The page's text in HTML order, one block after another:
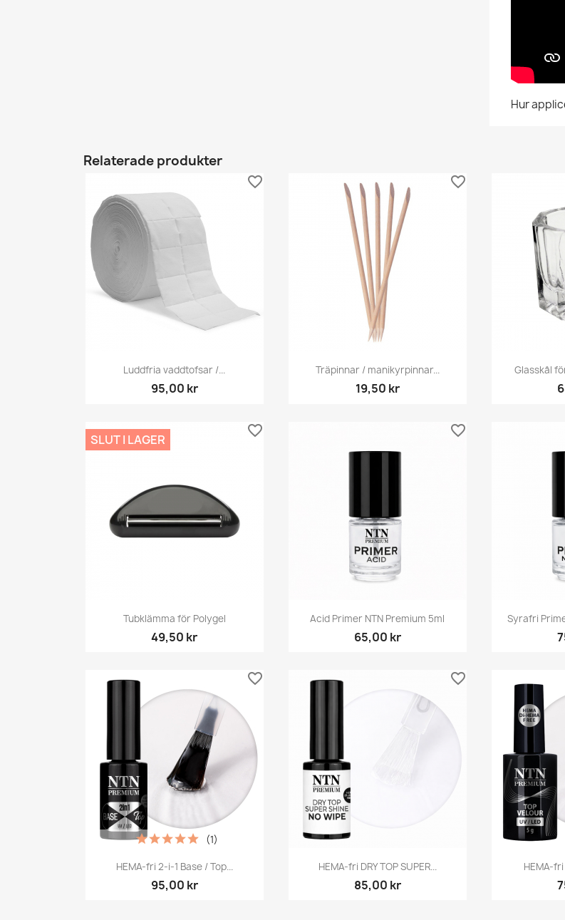
Hur
Relaterade produkter
Snabbvy
Luddfria vaddtofsar /...
95,00 kr
favorite_border
 Snabbvy
Träpinnar / manikyrpinnar...
19,50 kr
favorite_border

Glasskål
Snabbvy
Tubklämma för Polygel
49,50 kr
SLUT I LAGER
favorite_border
Snabbvy
Acid Primer NTN Premium 5ml
65,00 kr
favorite_border

Syrafri
 Snabbvy
HEMA-fri 2-i-1 Base / Top...
95,00 kr
(1)
favorite_border
 Snabbvy
HEMA-fri DRY TOP SUPER...
85,00 kr
favorite_border

HEMA-